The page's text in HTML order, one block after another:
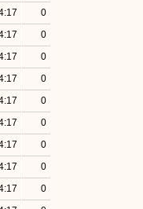
0
0
0
0
0
0
0
0
0